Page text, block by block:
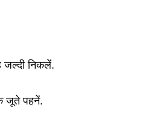
निकलें.
जूते पहनें.